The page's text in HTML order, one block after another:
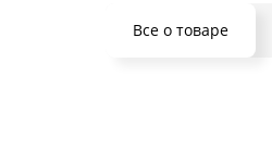
Все о товаре